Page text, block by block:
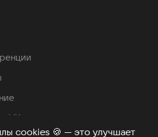
cookies 🍪 — это улучшает
VK